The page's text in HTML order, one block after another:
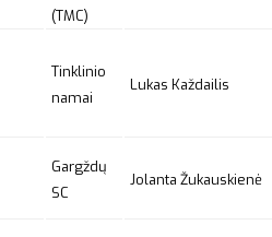
(TMC)
Tinklinio
namai
Lukas Každailis
Gargždų
SC
Jolanta Žukauskienė